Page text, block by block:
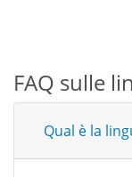
FAQ sulle
Qual è la